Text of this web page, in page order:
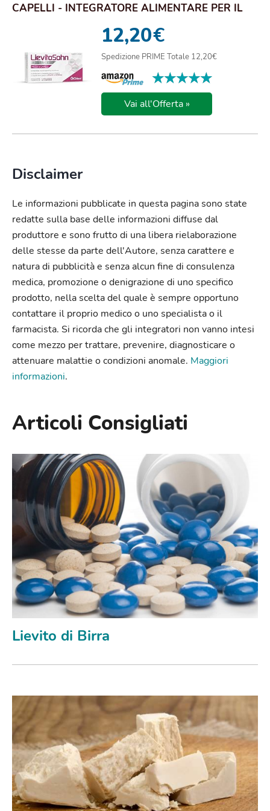
CAPELLI - INTEGRATORE ALIMENTARE PER IL
12,20€
Spedizione PRIME Totale 12,20€
★★★★★
★★★★★
Vai all'Offerta »
Disclaimer
Le informazioni pubblicate in questa pagina sono state
redatte sulla base delle informazioni diffuse dal
produttore e sono frutto di una libera rielaborazione
delle stesse da parte dell'Autore, senza carattere e
natura di pubblicità e senza alcun fine di consulenza
medica, promozione o denigrazione di uno specifico
prodotto, nella scelta del quale è sempre opportuno
contattare il proprio medico o uno specialista o il
farmacista. Si ricorda che gli integratori non vanno intesi
come mezzo per trattare, prevenire, diagnosticare o
attenuare malattie o condizioni anomale. Maggiori
informazioni.
Articoli Consigliati
Lievito di Birra